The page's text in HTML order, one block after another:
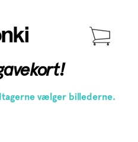
vælger billederne.